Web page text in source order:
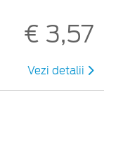
€ 3,57
Vezi detalii